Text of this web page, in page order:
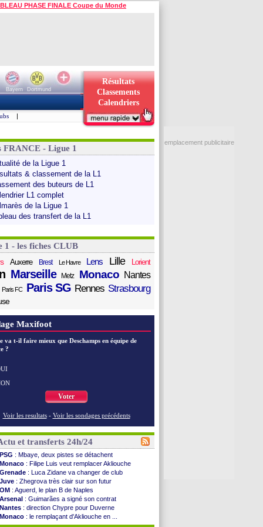
PHASE FINALE Coupe du Monde
Bayern
Dortmund
Résultats
Classements
Calendriers
|
FRANCE - Ligue 1
de la Ligue 1
& classement de la L1
des buteurs de L1
L1 complet
de la Ligue 1
des transfert de la L1
1 - les fiches CLUB
Auxerre Brest Le Havre Lens Lille Lorient
Marseille Metz Monaco Nantes
Paris FC Paris SG Rennes Strasbourg
Maxifoot
va t-il faire mieux que Deschamps en équipe de
?
Voter
Voir les resultats - Voir les sondages précédents
et transferts 24h/24
PSG : Mbaye, deux pistes se détachent
Monaco : Filipe Luis veut remplacer Akliouche
Grenade : Luca Zidane va changer de club
Juve : Zhegrova très clair sur son futur
OM : Aguerd, le plan B de Naples
Arsenal : Guimarães a signé son contrat
Nantes : direction Chypre pour Duverne
Monaco : le remplaçant d'Akliouche en ...
Man Utd: Bayindir signe au Celta (officiel)
emplacement publicitaire